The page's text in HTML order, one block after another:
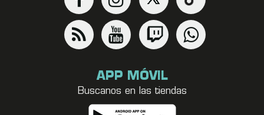
APP MÓVIL
Buscanos en las tiendas